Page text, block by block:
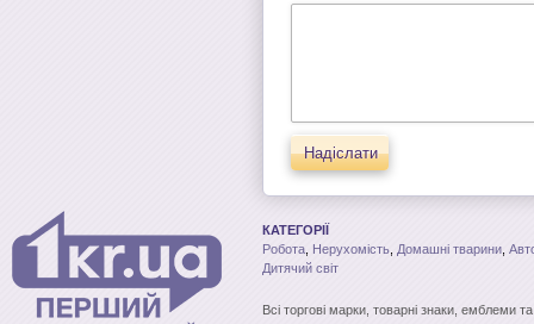
Надіслати
КАТЕГОРІЇ
Робота Нерухомість Домашні тварини
Дитячий світ
Всі торгові марки, товарні знаки, емблеми